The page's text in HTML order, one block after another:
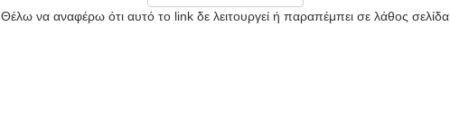
Θέλω να αναφέρω ότι αυτό το link δε λειτουργεί ή παραπέμπει σε λάθος σελίδα